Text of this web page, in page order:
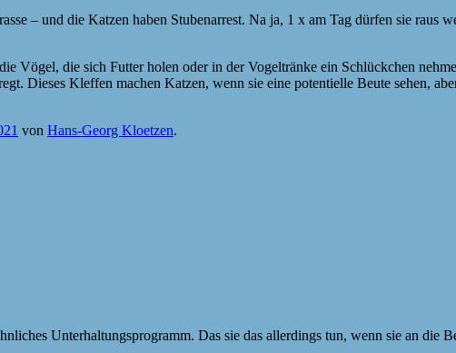
– und die Katzen haben Stubenarrest. Na ja, 1 x am Tag dürfen sie raus
Vögel, die sich Futter holen oder in der Vogeltränke ein Schlückchen
Dieses Kleffen machen Katzen, wenn sie eine potentielle Beute sehen,
von Hans-Georg Kloetzen.
Unterhaltungsprogramm. Das sie das allerdings tun, wenn sie an die